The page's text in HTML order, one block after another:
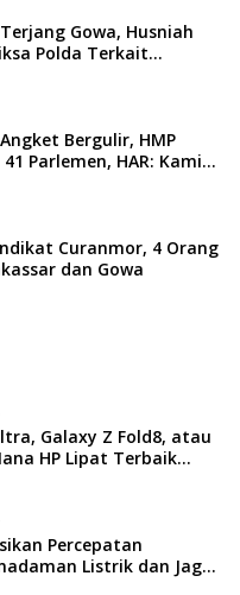
Gowa, Husniah
Polda Terkait
Bergulir, HMP
Parlemen, HAR: Kami
Curanmor, 4 Orang
dan Gowa
Galaxy Z Fold8, atau
HP Lipat Terbaik
Percepatan
Listrik dan Jaga